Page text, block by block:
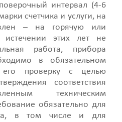
интервал (4-6
счетчика и услуги, на
– на горячую или
этих лет не
работа, прибора
в обязательном
его проверку с целью
соответствия
техническим
обязательно для
в том числе и для